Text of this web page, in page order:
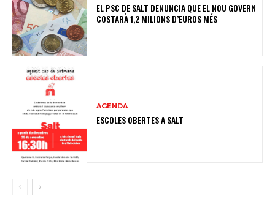
EL PSC DE SALT DENUNCIA QUE EL NOU GOVERN
COSTARÀ 1,2 MILIONS D’EUROS MÉS
AGENDA
ESCOLES OBERTES A SALT